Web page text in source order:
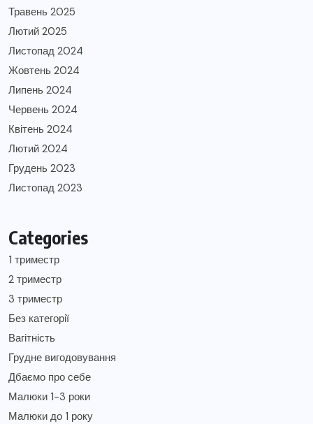
Травень 2025
Лютий 2025
Листопад 2024
Жовтень 2024
Липень 2024
Червень 2024
Квітень 2024
Лютий 2024
Грудень 2023
Листопад 2023
Categories
1 триместр
2 триместр
3 триместр
Без категорії
Вагітність
Грудне вигодовування
Дбаємо про себе
Малюки 1-3 роки
Малюки до 1 року